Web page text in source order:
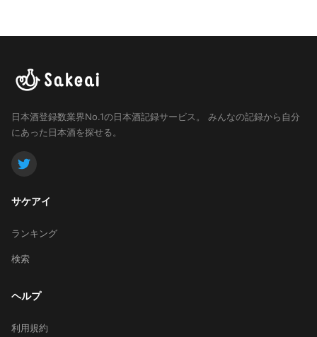
日本酒登録数業界No.1の日本酒記録サービス。
みんなの記録から自分
にあった日本酒を探せる。
サケアイ
ランキング
検索
ヘルプ
利用規約